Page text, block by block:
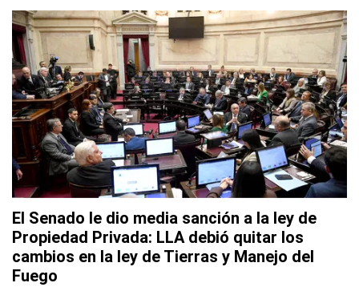
El Senado le dio media sanción a la ley de
Propiedad Privada: LLA debió quitar los
cambios en la ley de Tierras y Manejo del
Fuego